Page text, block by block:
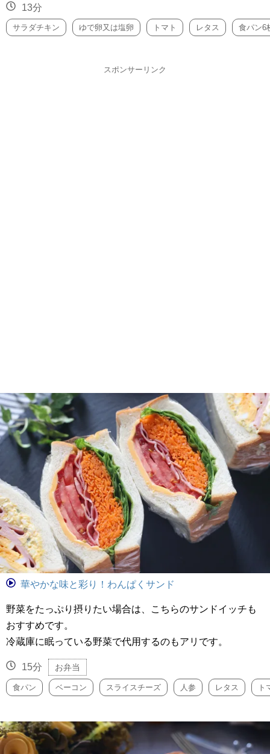
13分
サラダチキン ゆで卵又は塩卵 トマト レタス 食パン6
スポンサーリンク
華やかな味と彩り！わんぱくサンド
野菜をたっぷり摂りたい場合は、こちらのサンドイッチも
おすすめです。
冷蔵庫に眠っている野菜で代用するのもアリです。
15分 お弁当
食パン ベーコン スライスチーズ 人参 レタス ト